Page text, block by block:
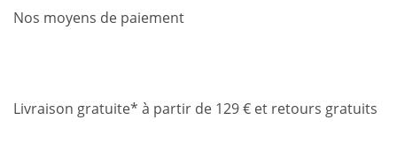
Nos moyens de paiement
Livraison gratuite* à partir de 129 € et retours gratuits